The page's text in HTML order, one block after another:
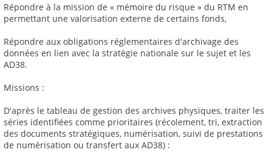
Répondre à la mission de « mémoire du risque » du RTM en
permettant une valorisation externe de certains fonds,
Répondre aux obligations réglementaires d'archivage des
données en lien avec la stratégie nationale sur le sujet et les
AD38.
Missions :
D'après le tableau de gestion des archives physiques, traiter les
séries identifiées comme prioritaires (récolement, tri, extraction
des documents stratégiques, numérisation, suivi de prestations
de numérisation ou transfert aux AD38) :